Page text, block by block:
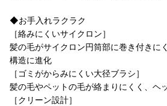
◆お手入れラクラク
［絡みにくいサイクロン］
髪の毛がサイクロン円筒部に巻き付きに
構造に進化
［ゴミがからみにくい大径ブラシ］
髪の毛やペットの毛が絡まりにくく、ヘ
［クリーン設計］